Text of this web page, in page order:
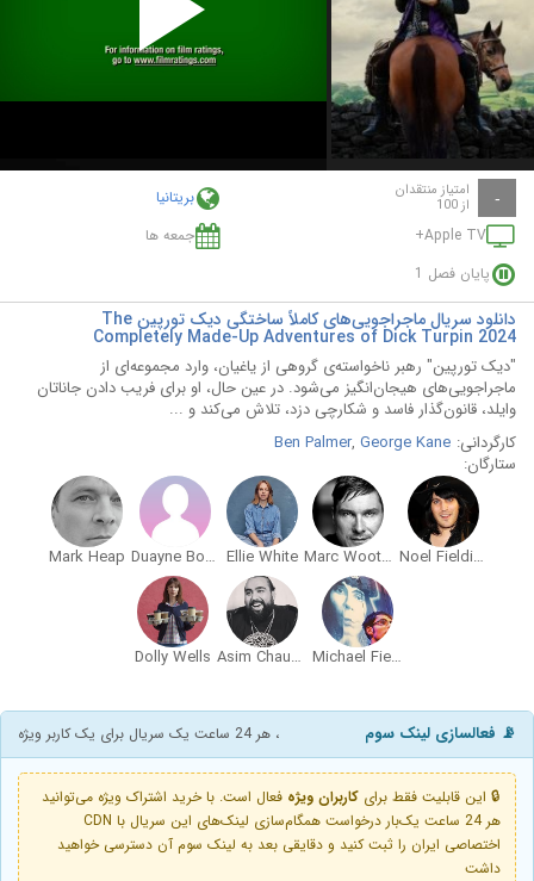
Play
Video
- امتیاز منتقدان
از 100
بریتانیا
Apple TV+
جمعه ها
پایان فصل 1
دانلود سریال ماجراجویی‌های کاملاً ساختگی دیک تورپین The
Completely Made-Up Adventures of Dick Turpin 2024
"دیک تورپین" رهبر ناخواسته‌ی گروهی از یاغیان، وارد مجموعه‌ای از
ماجراجویی‌های هیجان‌انگیز می‌شود. در عین حال، او برای فریب دادن جاناتان
وایلد، قانون‌گذار فاسد و شکارچی دزد، تلاش می‌کند و ...
کارگردانی:
Ben Palmer, George Kane
ستارگان:
Noel Fielding
Marc Wootton
Ellie White
Duayne Boachie
Mark Heap
Michael Fielding
Asim Chaudhry
Dolly Wells
📡 فعالسازی لینک سوم ، هر 24 ساعت یک سریال برای یک کاربر ویژه
🔒 این قابلیت فقط برای کاربران ویژه فعال است. با خرید اشتراک ویژه می‌توانید
هر 24 ساعت یک‌بار درخواست همگام‌سازی لینک‌های این سریال با CDN
اختصاصی ایران را ثبت کنید و دقایقی بعد به لینک سوم آن دسترسی خواهید
داشت